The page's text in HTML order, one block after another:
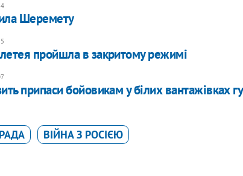
Шеремету
пройшла в закритому режимі
припаси бойовикам у білих вантажівках
ВІЙНА З РОСІЄЮ